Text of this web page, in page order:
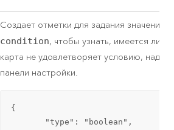
Создает отметки для задания значений
condition, чтобы узнать, имеется ли у
карта не удовлетворяет условию,
панели настройки.
{
       "type": "boolean",